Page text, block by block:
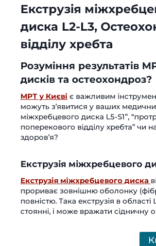
Екструзія
диска L2-L3,
відділу хребта
Розуміння результатів
дисків та остеохондроз?
МРТ у Києві є важливим
можуть з’явитися у ваших
міжхребцевого диска L5-S1”,
поперекового відділу хребта” чи
здоров’я?
Екструзія міжхребцевого
Екструзія міжхребцевого диска
прориває зовнішню оболонку
повністю. Така екструзія в
стоянні, і може вражати сідничну